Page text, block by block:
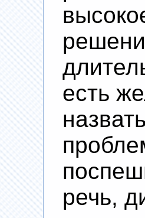
есть
речь,